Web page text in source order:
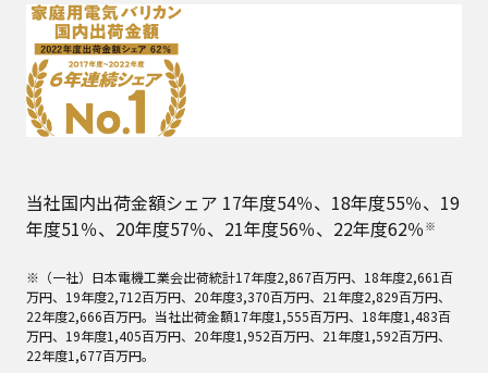
当社国内出荷金額シェア 17年度54％、18年度55％、19
年度51％、20年度57％、21年度56％、22年度62％ ※
※（一社）日本電機工業会出荷統計17年度2,867百万円、18年度2,661百
万円、19年度2,712百万円、20年度3,370百万円、21年度2,829百万円、
22年度2,666百万円。当社出荷金額17年度1,555百万円、18年度1,483百
万円、19年度1,405百万円、20年度1,952百万円、21年度1,592百万円、
22年度1,677百万円。